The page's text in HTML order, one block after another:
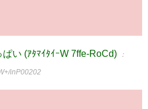
い (ｱﾀﾏｲﾀｲｰW 7ffe-RoCd) ：
inP00202